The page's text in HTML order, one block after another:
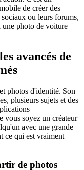
de créer des
ou leurs forums,
une photo de voiture
avancés de
photos d'identité. Son
plusieurs sujets et des
vous soyez un créateur
avec une grande
ce qui est vraiment
de photos